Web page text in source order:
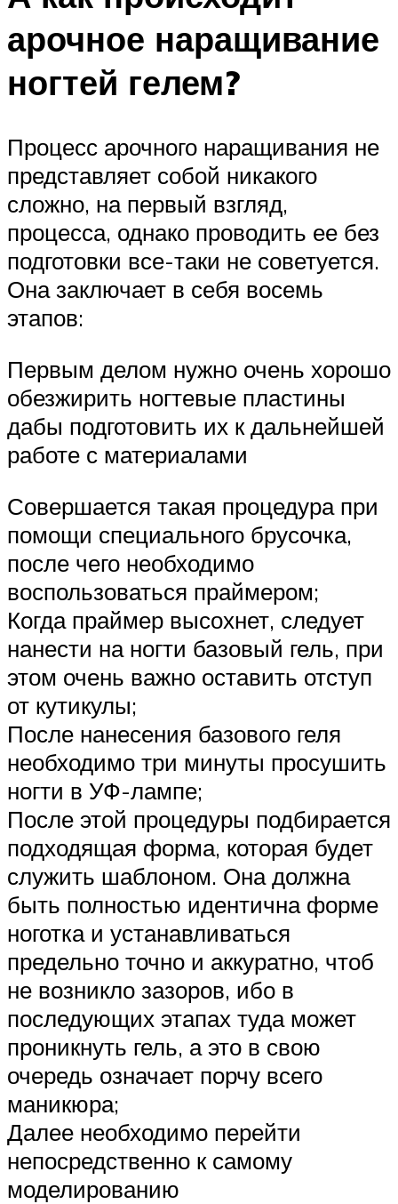
арочное наращивание
ногтей гелем?
Процесс арочного наращивания не
представляет собой никакого
сложно, на первый взгляд,
процесса, однако проводить ее без
подготовки все-таки не советуется.
Она заключает в себя восемь
этапов:
Первым делом нужно очень хорошо
обезжирить ногтевые пластины
дабы подготовить их к дальнейшей
работе с материалами
Совершается такая процедура при
помощи специального брусочка,
после чего необходимо
воспользоваться праймером;
Когда праймер высохнет, следует
нанести на ногти базовый гель, при
этом очень важно оставить отступ
от кутикулы;
После нанесения базового геля
необходимо три минуты просушить
ногти в УФ-лампе;
После этой процедуры подбирается
подходящая форма, которая будет
служить шаблоном. Она должна
быть полностью идентична форме
ноготка и устанавливаться
предельно точно и аккуратно, чтоб
не возникло зазоров, ибо в
последующих этапах туда может
проникнуть гель, а это в свою
очередь означает порчу всего
маникюра;
Далее необходимо перейти
непосредственно к самому
моделированию